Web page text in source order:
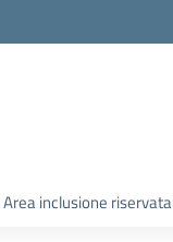
Area inclusione riservata